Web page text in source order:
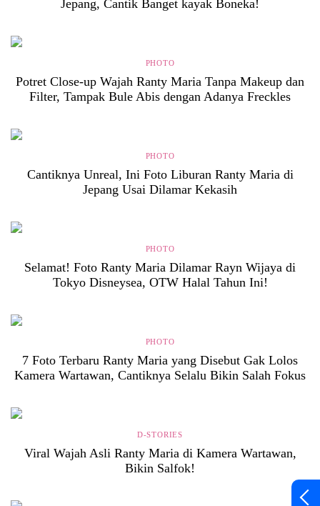
Jepang, Cantik Banget kayak Boneka!
PHOTO
Potret Close-up Wajah Ranty Maria Tanpa Makeup dan
Filter, Tampak Bule Abis dengan Adanya Freckles
PHOTO
Cantiknya Unreal, Ini Foto Liburan Ranty Maria di
Jepang Usai Dilamar Kekasih
PHOTO
Selamat! Foto Ranty Maria Dilamar Rayn Wijaya di
Tokyo Disneysea, OTW Halal Tahun Ini!
PHOTO
7 Foto Terbaru Ranty Maria yang Disebut Gak Lolos
Kamera Wartawan, Cantiknya Selalu Bikin Salah Fokus
D-STORIES
Viral Wajah Asli Ranty Maria di Kamera Wartawan,
Bikin Salfok!